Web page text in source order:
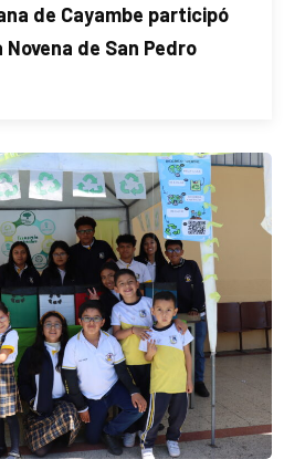
de Cayambe participó
de San Pedro